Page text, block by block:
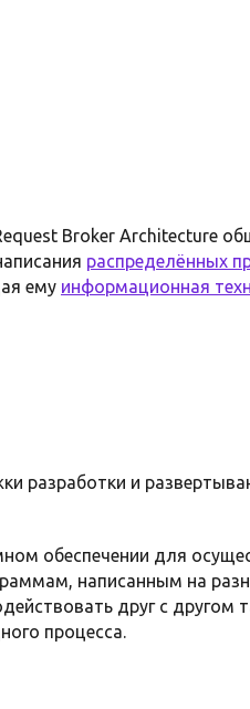
Broker Architecture
распределённых
ему информационная
разработки и
обеспечении для
написанным на
друг с другом
процесса.